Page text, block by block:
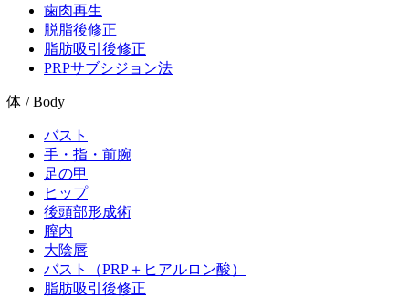
歯肉再生
脱脂後修正
脂肪吸引後修正
PRPサブシジョン法
体 / Body
バスト
手・指・前腕
足の甲
ヒップ
後頭部形成術
膣内
大陰唇
バスト（PRP＋ヒアルロン酸）
脂肪吸引後修正